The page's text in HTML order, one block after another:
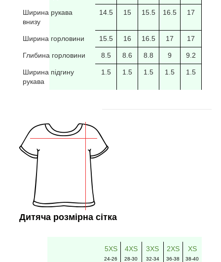
Ширина рукава
внизу
14.5 15 15.5 16.5 17
Ширина горловини 15.5 16 16.5 17 17
Глибина горловини 8.5 8.6 8.8 9 9.2
Ширина підгину
рукава
1.5 1.5 1.5 1.5 1.5
Дитяча розмірна сітка
5XS
24-26
4XS
28-30
3XS
32-34
2XS
36-38
XS
38-40